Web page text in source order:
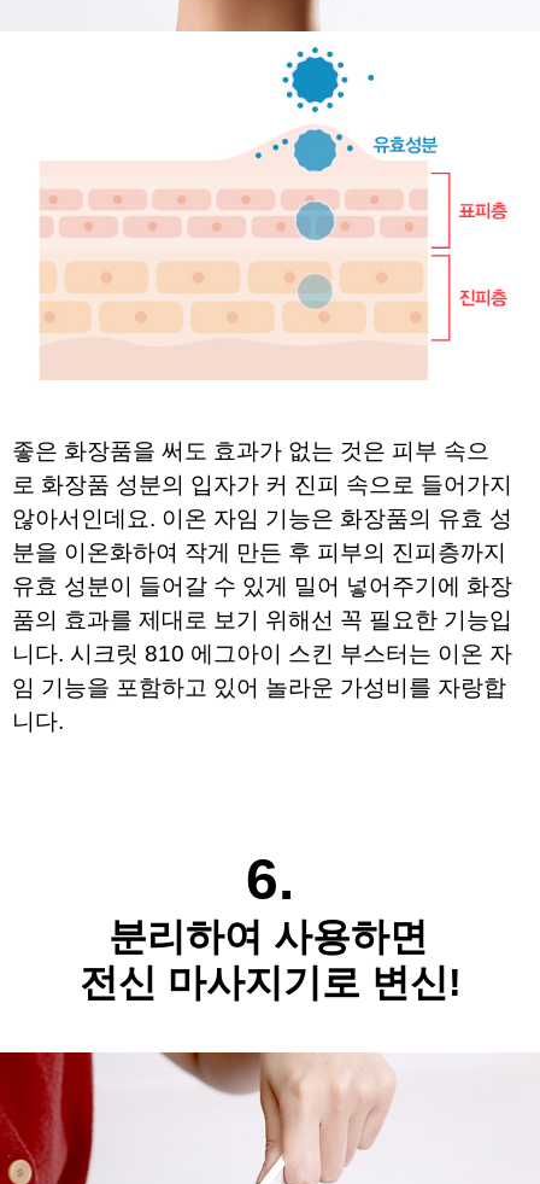
좋은 화장품을 써도 효과가 없는 것은 피부 속으
로 화장품 성분의 입자가 커 진피 속으로 들어가지
않아서인데요. 이온 자임 기능은 화장품의 유효 성
분을 이온화하여 작게 만든 후 피부의 진피층까지
유효 성분이 들어갈 수 있게 밀어 넣어주기에 화장
품의 효과를 제대로 보기 위해선 꼭 필요한 기능입
니다. 시크릿 810 에그아이 스킨 부스터는 이온 자
임 기능을 포함하고 있어 놀라운 가성비를 자랑합
니다.
6.
분리하여 사용하면
전신 마사지기로 변신!​